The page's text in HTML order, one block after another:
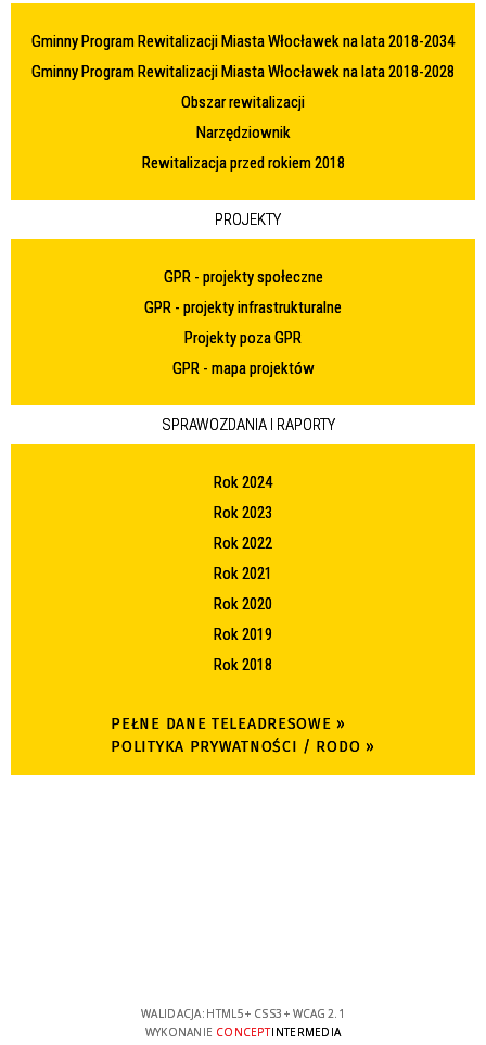
Gminny Program Rewitalizacji Miasta Włocławek na lata 2018-2034
Gminny Program Rewitalizacji Miasta Włocławek na lata 2018-2028
Obszar rewitalizacji
Narzędziownik
Rewitalizacja przed rokiem 2018
PROJEKTY
GPR - projekty społeczne
GPR - projekty infrastrukturalne
Projekty poza GPR
GPR - mapa projektów
SPRAWOZDANIA I RAPORTY
Rok 2024
Rok 2023
Rok 2022
Rok 2021
Rok 2020
Rok 2019
Rok 2018
PEŁNE DANE TELEADRESOWE »
POLITYKA PRYWATNOŚCI / RODO »
WALIDACJA: HTML5+ CSS3 + WCAG 2.1
WYKONANIE CONCEPTINTERMEDIA